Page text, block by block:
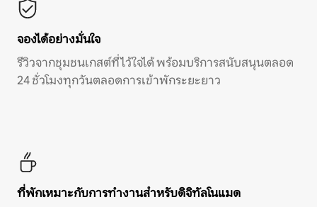
จองได้อย่างมั่นใจ
รีวิวจากชุมชนเกสต์ที่ไว้ใจได้ พร้อมบริการสนับสนุนตลอด
24 ชั่วโมงทุกวันตลอดการเข้าพักระยะยาว
ที่พักเหมาะกับการทำงานสำหรับดิจิทัลโนแมด